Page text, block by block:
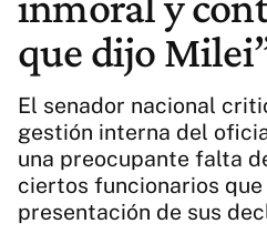
Videos
Córdoba
Business
Noticias
Exitoina
Diario del Juicio
que dijo
El senador nacional
gestión interna del
una preocupante falta
ciertos funcionarios
presentación de sus